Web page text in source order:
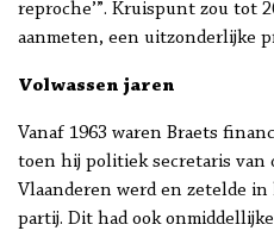
reproche’”. Kruispunt zou tot
aanmeten, een uitzonderlijke
Volwassen jaren
Vanaf 1963 waren Braets
toen hij politiek secretaris van
Vlaanderen werd en zetelde
partij. Dit had ook